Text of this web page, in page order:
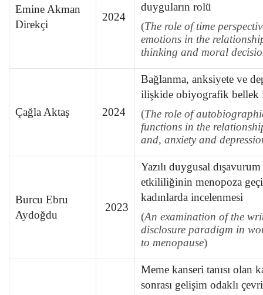
Emine Akman
Direkçi
2024
duyguların rolü
(The role of time
emotions in the
thinking and moral
Çağla Aktaş 2024
Bağlanma, anksiyete ve
ilişkide obiyografik bellek
(The role of
functions in the
and, anxiety and
Burcu Ebru
Aydoğdu
2023
Yazılı duygusal
etkililiğinin menopoza
kadınlarda incelenmesi
(An examination of the
disclosure paradigm in
to menopause)
Meme kanseri tanısı olan
sonrası gelişim odaklı